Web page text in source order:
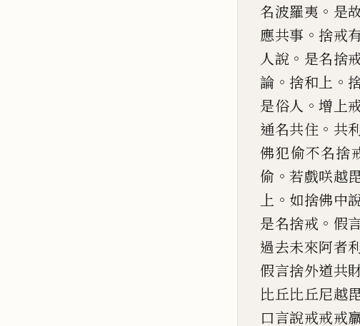
名波羅夷 。 是
應共事 。 捨戒
人說 。 是名捨
論 。 捨和上 。
是俗人 。增上
通名共住 。 共
佛犯偷不名捨
偷 。若戲咲越
上 。 如捨佛中
是名捨戒 。 假
過去未來阿者
假言捨外道共
比丘比丘尼越
口言說戒戒戒